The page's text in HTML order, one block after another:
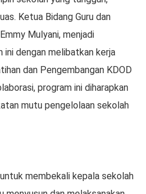
Ketua Bidang Guru dan
Mulyani, menjadi
ini dengan melibatkan kerja
dan Pengembangan KDOD
program ini diharapkan
mutu pengelolaan sekolah
membekali kepala sekolah